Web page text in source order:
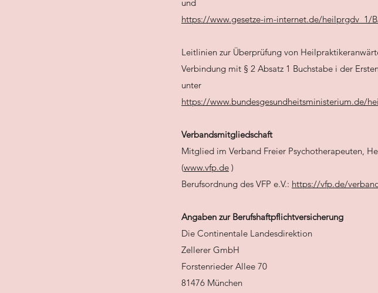
und
https://www.gesetze-im-internet.de/heilprgdv_1/
Leitlinien zur Überprüfung von
Verbindung mit § 2 Absatz 1 Buchstabe i der
unter
https://www.bundesgesundheitsministerium.de/
Verbandsmitgliedschaft
Mitglied im Verband Freier Psychotherapeuten,
(www.vfp.de )
Berufsordnung des VFP e.V.: https://vfp.de/
Angaben zur Berufshaftpflichtversicherung
Die Continentale Landesdirektion
Zellerer GmbH
Forstenrieder Allee 70
81476 München